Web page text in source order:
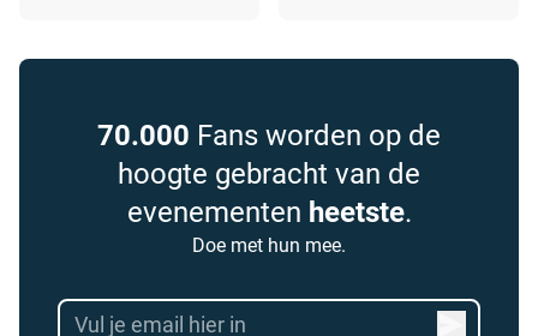
70.000 Fans worden op de
hoogte gebracht van de
evenementen heetste.
Doe met hun mee.